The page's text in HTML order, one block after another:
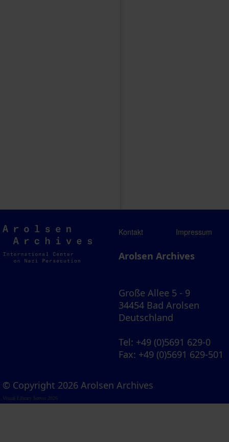
Arolsen
Archives
Kontakt Impressum
Arolsen Archives
Große Allee 5 - 9
34454 Bad Arolsen
Deutschland
Tel: +49 (0)5691 629-0
Fax: +49 (0)5691 629-501
© Copyright 2026 Arolsen Archives
Visual Library Server 2026